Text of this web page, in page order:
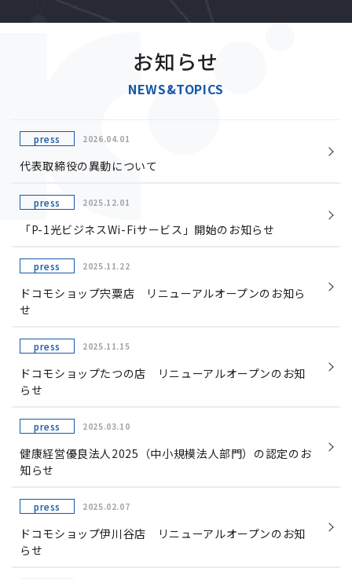
お知らせ
NEWS&TOPICS
press 2026.04.01
代表取締役の異動について
press 2025.12.01
「P-1光ビジネスWi-Fiサービス」開始のお知らせ
press 2025.11.22
ドコモショップ宍粟店 リニューアルオープンのお知ら
せ
press 2025.11.15
ドコモショップたつの店 リニューアルオープンのお知
らせ
press 2025.03.10
健康経営優良法人2025（中小規模法人部門）の認定のお
知らせ
press 2025.02.07
ドコモショップ伊川谷店 リニューアルオープンのお知
らせ